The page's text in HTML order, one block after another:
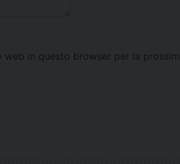
web in questo browser per la